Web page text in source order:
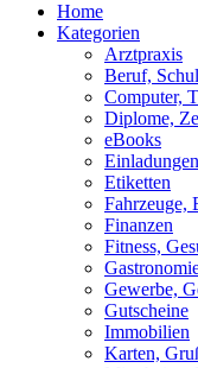
Home
Kategorien
Arztpraxis
Beruf,
Computer,
Diplome,
eBooks
Einladungen
Etiketten
Fahrzeuge,
Finanzen
Fitness,
Gewerbe,
Gutscheine
Immobilien
Karten,